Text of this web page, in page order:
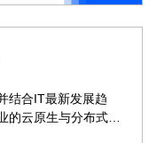
结合IT最新发展趋
云原生与分布式整